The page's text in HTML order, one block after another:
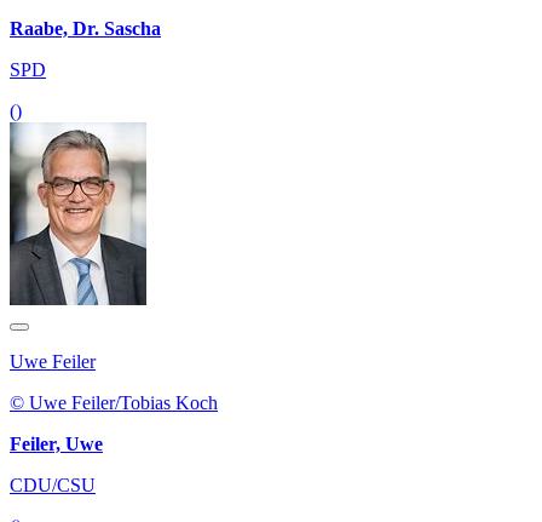
Raabe, Dr. Sascha
SPD
()
Uwe Feiler
© Uwe Feiler/Tobias Koch
Feiler, Uwe
CDU/CSU